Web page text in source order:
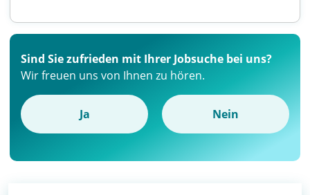
Sind Sie zufrieden mit Ihrer Jobsuche bei uns?
Wir freuen uns von Ihnen zu hören.
Ja Nein